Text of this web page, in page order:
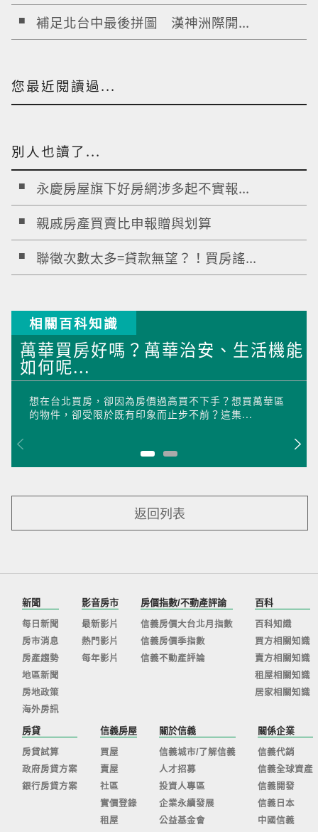
補足北台中最後拼圖 漢神洲際開...
您最近閱讀過...
別人也讀了...
永慶房屋旗下好房網涉多起不實報...
親戚房產買賣比申報贈與划算
聯徵次數太多=貸款無望？！買房謠...
相關百科知識
萬華買房好嗎？萬華治安、生活機能
如何呢...
想在台北買房，卻因為房價過高買不下手？想買萬華區
的物件，卻受限於既有印象而止步不前？這集...
返回列表
新聞
每日新聞
房市消息
房產趨勢
地區新聞
房地政策
海外房訊
影音房市
最新影片
熱門影片
每年影片
房價指數/不動產評論
信義房價大台北月指數
信義房價季指數
信義不動產評論
百科
百科知識
買方相關知識
賣方相關知識
租屋相關知識
居家相關知識
房貸
房貸試算
政府房貸方案
銀行房貸方案
信義房屋
買屋
賣屋
社區
實價登錄
租屋
關於信義
信義城市/了解信義
人才招募
投資人專區
企業永續發展
公益基金會
關係企業
信義代銷
信義全球資產
信義開發
信義日本
中國信義